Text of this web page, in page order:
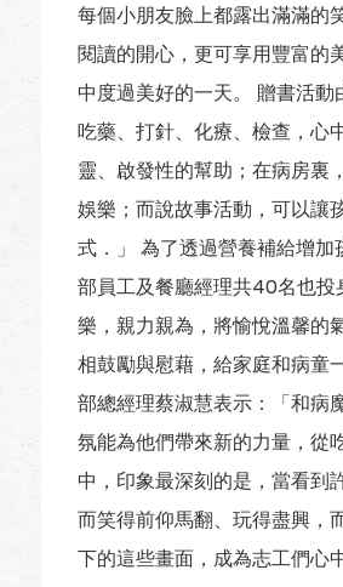
每個小朋友臉上都露出滿滿的
閱讀的開心，更可享用豐富的
中度過美好的一天。 贈書活
吃藥、打針、化療、檢查，心
靈、啟發性的幫助；在病房裏
娛樂；而說故事活動，可以讓
式．」 為了透過營養補給增
部員工及餐廳經理共40名也
樂，親力親為，將愉悅溫馨的
相鼓勵與慰藉，給家庭和病童
部總經理蔡淑慧表示：「和病
氛能為他們帶來新的力量，從
中，印象最深刻的是，當看到
而笑得前仰馬翻、玩得盡興，
下的這些畫面，成為志工們心